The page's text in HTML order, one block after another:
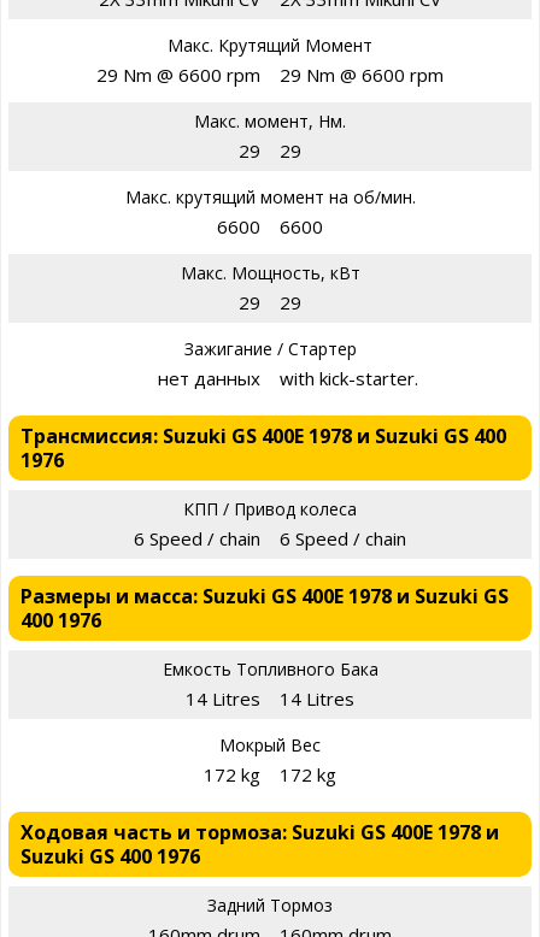
Макс. Крутящий Момент
29 Nm @ 6600 rpm 29 Nm @ 6600 rpm
Макс. момент, Нм.
29 29
Макс. крутящий момент на об/мин.
6600 6600
Макс. Мощность, кВт
29 29
Зажигание / Стартер
нет данных with kick-starter.
Трансмиссия: Suzuki GS 400E 1978 и Suzuki GS 400
1976
КПП / Привод колеса
6 Speed / chain 6 Speed / chain
Размеры и масса: Suzuki GS 400E 1978 и Suzuki GS
400 1976
Емкость Топливного Бака
14 Litres 14 Litres
Мокрый Вес
172 kg 172 kg
Ходовая часть и тормоза: Suzuki GS 400E 1978 и
Suzuki GS 400 1976
Задний Тормоз